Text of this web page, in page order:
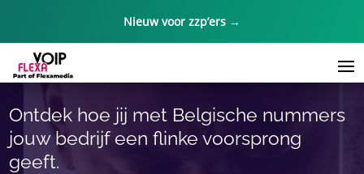
Nieuw voor zzp’ers →
Ontdek hoe jij met Belgische nummers
jouw bedrijf een flinke voorsprong
geeft.